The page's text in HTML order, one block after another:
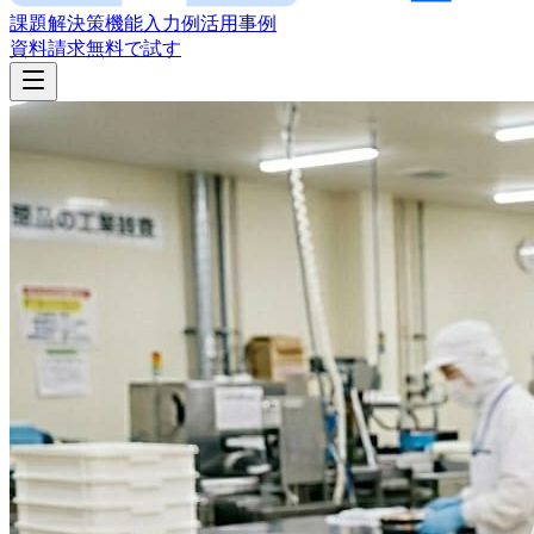
課題解決策機能入力例活用事例
資料請求無料で試す